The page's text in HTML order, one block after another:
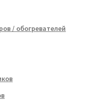
/ обогревателей